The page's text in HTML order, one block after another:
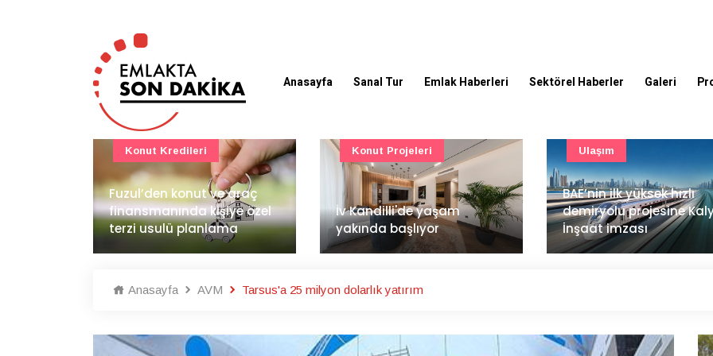
Anasayfa Sanal Tur Emlak Haberleri Sektörel Haberler Galeri
İv Kandilli'de yaşam
yakında başlıyor
Konut Projeleri
BAE’nin ilk yüksek hızlı
demiryolu projesine Kalyon
İnşaat imzası
Ulaşım
Mimarlık ve mühendislik
projeleri e-PYS ile dijital
ortama taşınacak
Güncel
Anasayfa AVM Tarsus'a 25 milyon dolarlık yatırım